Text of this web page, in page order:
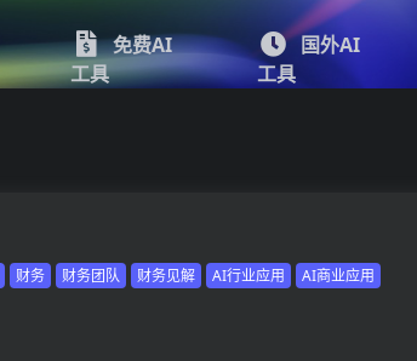
免费AI
工具
国外AI
工具
财务 财务团队 财务见解 AI行业应用 AI商业应用